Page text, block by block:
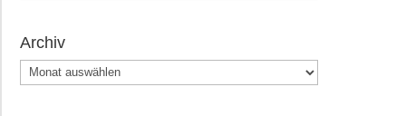
Archiv
Archiv